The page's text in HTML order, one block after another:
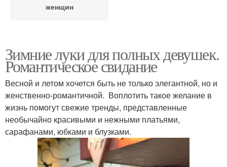
женщин
Зимние луки для полных девушек.
Романтическое свидание
Весной и летом хочется быть не только элегантной, но и
женственно-романтичной. Воплотить такое желание в
жизнь помогут свежие тренды, представленные
необычайно красивыми и нежными платьями,
сарафанами, юбками и блузками.